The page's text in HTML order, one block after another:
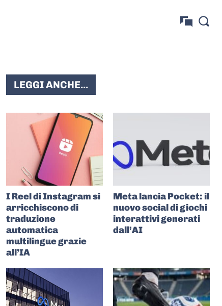
LEGGI ANCHE...
I Reel di Instagram si
arricchiscono di
traduzione
automatica
multilingue grazie
all’IA
Meta lancia Pocket: il
nuovo social di giochi
interattivi generati
dall’AI